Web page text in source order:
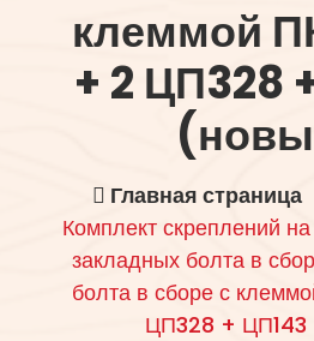
клеммой
+ 2 ЦП328
Главная страница
Комплект скреплений
закладных болта в
болта в сборе с
ЦП328 + ЦП143